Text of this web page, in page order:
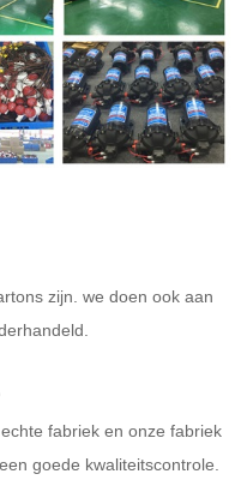
zijn. we doen ook aan
fabriek en onze fabriek
goede kwaliteitscontrole.